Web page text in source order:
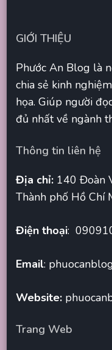
GIỚI THIỆU
Phước An Blog là
chia sẻ kinh
họa. Giúp người
đủ nhất về ngành
Thông tin liên hệ
Địa chỉ: 140 Đoàn
Thành phố Hồ Chí
Điện thoại:
Email:
Website:
Trang Web